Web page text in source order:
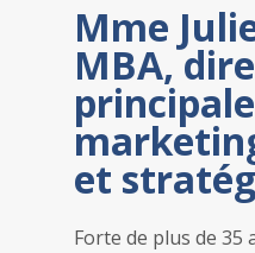
Mme
MBA,
et
Forte de plus de 35